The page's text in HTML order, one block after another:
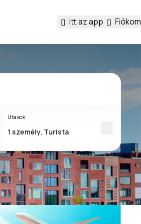
Itt az app Fiókom
Utasok